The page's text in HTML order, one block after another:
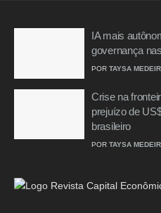
IA mais
governança
POR TAYSA
Crise na
prejuízo de
brasileiro
POR TAYSA